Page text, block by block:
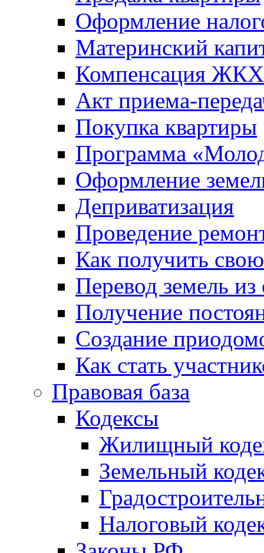
Оформление
Материнский
Компенсация ЖКХ
Акт приема-
Покупка квартиры
Программа
Оформление
Деприватизация
Проведение
Как получить
Перевод земель
Получение
Создание
Как стать
Правовая база
Кодексы
Жилищный
Земельный
Налоговый